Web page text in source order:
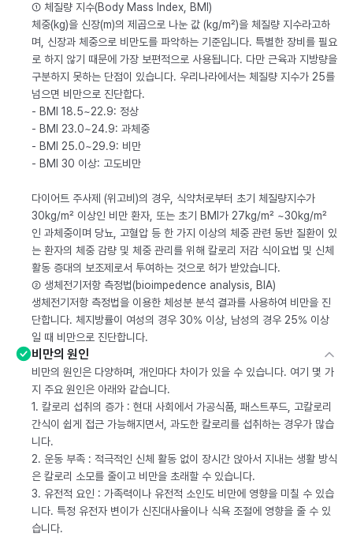
① 체질량 지수(Body Mass Index, BMI)
체중(kg)을 신장(m)의 제곱으로 나눈 값 (kg/m²)을 체질량 지수라고하
며, 신장과 체중으로 비만도를 파악하는 기준입니다. 특별한 장비를 필요
로 하지 않기 때문에 가장 보편적으로 사용됩니다. 다만 근육과 지방량을
구분하지 못하는 단점이 있습니다. 우리나라에서는 체질량 지수가 25를
넘으면 비만으로 진단합다.
- BMI 18.5~22.9: 정상
- BMI 23.0~24.9: 과체중
- BMI 25.0~29.9: 비만
- BMI 30 이상: 고도비만
다이어트 주사제 (위고비)의 경우, 식약처로부터 초기 체질량지수가
30kg/m² 이상인 비만 환자, 또는 초기 BMI가 27kg/m² ~30kg/m²
인 과체중이며 당뇨, 고혈압 등 한 가지 이상의 체중 관련 동반 질환이 있
는 환자의 체중 감량 및 체중 관리를 위해 칼로리 저감 식이요법 및 신체
활동 증대의 보조제로서 투여하는 것으로 허가 받았습니다.
② 생체전기저항 측정법(bioimpedence analysis, BIA)
생체전기저항 측정법을 이용한 체성분 분석 결과를 사용하여 비만을 진
단합니다. 체지방률이 여성의 경우 30% 이상, 남성의 경우 25% 이상
일 때 비만으로 진단합니다.
비만의 원인
비만의 원인은 다양하며, 개인마다 차이가 있을 수 있습니다. 여기 몇 가
지 주요 원인은 아래와 같습니다.
1. 칼로리 섭취의 증가 : 현대 사회에서 가공식품, 패스트푸드, 고칼로리
간식이 쉽게 접근 가능해지면서, 과도한 칼로리를 섭취하는 경우가 많습
니다.
2. 운동 부족 : 적극적인 신체 활동 없이 장시간 앉아서 지내는 생활 방식
은 칼로리 소모를 줄이고 비만을 초래할 수 있습니다.
3. 유전적 요인 : 가족력이나 유전적 소인도 비만에 영향을 미칠 수 있습
니다. 특정 유전자 변이가 신진대사율이나 식욕 조절에 영향을 줄 수 있
습니다.